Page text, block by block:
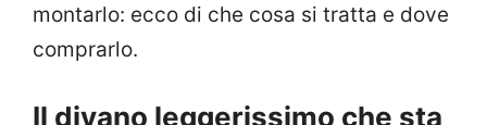
montarlo: ecco di che cosa si tratta e dove
comprarlo.
Il divano leggerissimo che sta